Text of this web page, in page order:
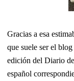
Gracias a esa
que suele ser el blog
edición del Diario
español